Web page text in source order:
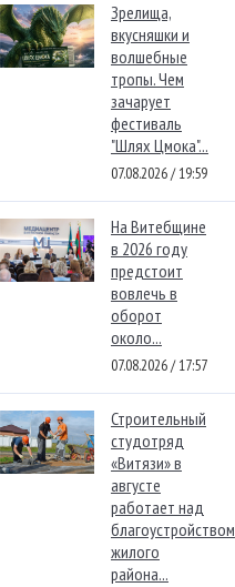
Зрелища,
вкусняшки и
волшебные
тропы. Чем
зачарует
фестиваль
"Шлях Цмока"...
07.08.2026 / 19:59
На Витебщине
в 2026 году
предстоит
вовлечь в
оборот
около...
07.08.2026 / 17:57
Строительный
студотряд
«Витязи» в
августе
работает над
благоустройством
жилого
района...